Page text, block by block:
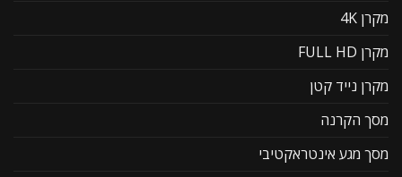
מקרן 4K
מקרן FULL HD
מקרן נייד קטן
מסך הקרנה
מסך מגע אינטראקטיבי